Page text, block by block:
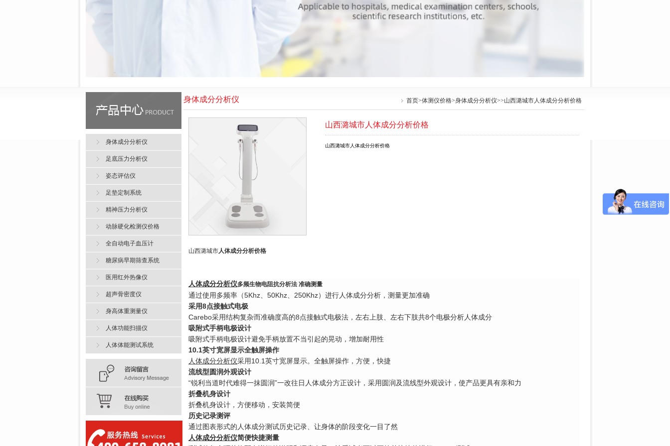
身体成分分析仪 首页>体测仪价格>身体成分分析仪>>山西潞城市人体成分分析价格
山西潞城市人体成分分析价格
山西潞城市人体成分分析价格
山西潞城市 人体成分分析价格
人体成分分析仪多频生物电阻抗分析法 准确测量
通过使用多频率（5Khz、50Khz、250Khz）进行人体成分分析，测量更加准确
采用8点接触式电极
Carebo采用结构复杂而准确度高的8点接触式电极法，左右上肢、左右下肢共8个电极分析人体成分
吸附式手柄电极设计
吸附式手柄电极设计避免手柄放置不当引起的晃动，增加耐用性
10.1英寸宽屏显示全触屏操作
人体成分分析仪采用10.1英寸宽屏显示。全触屏操作，方便，快捷
流线型圆润外观设计
“锐利当道时代难得一抹圆润”一改往日人体成分方正设计，采用圆润及流线型外观设计， 使产品更具有亲和力
折叠机身设计
折叠机身设计，方便移动，安装简便
历史记录测评
通过图表形式的人体成分测试历史记录、让身体的阶段变化一目了然
人体成分分析仪简便快捷测量
身体成分分析仪
足底压力分析仪
姿态评估仪
足垫定制系统
精神压力分析仪
动脉硬化检测仪价格
全自动电子血压计
糖尿病早期筛查系统
医用红外热像仪
超声骨密度仪
身高体重测量仪
人体功能扫描仪
人体体能测试系统